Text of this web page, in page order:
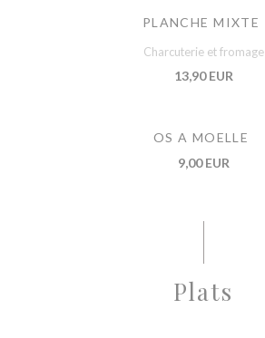
PLANCHE MIXTE
Charcuterie et fromage
13,90 EUR
OS A MOELLE
9,00 EUR
Plats